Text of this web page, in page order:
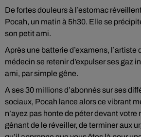
De fortes douleurs à l’estomac
Pocah, un matin à 5h30. Elle se
son petit ami.
Après une batterie d’examens, l’artiste
médecin se retenir d’expulser ses gaz
ami, par simple gêne.
A ses 30 millions d’abonnés sur ses
sociaux, Pocah lance alors ce vibrant
n’ayez pas honte de péter devant votre
gênant de le réveiller, de terminer aux